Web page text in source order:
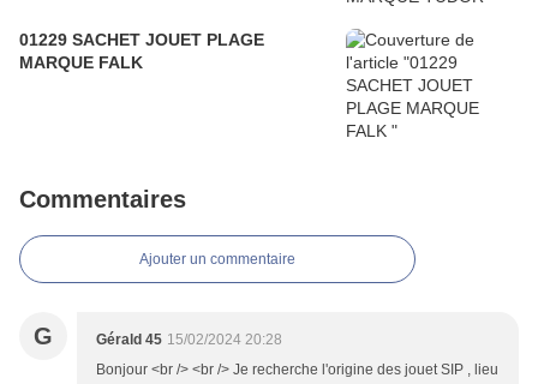
01229 SACHET JOUET PLAGE
MARQUE FALK
Commentaires
Ajouter un commentaire
G Gérald 45 15/02/2024 20:28
Bonjour <br /> <br /> Je recherche l'origine des jouet SIP , lieu